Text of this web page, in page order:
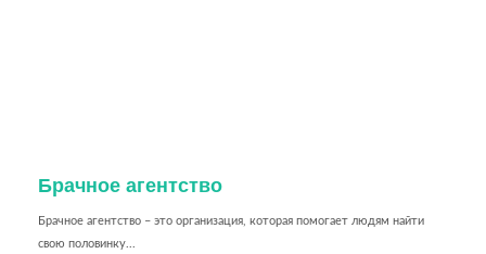
Брачное агентство
Брачное агентство – это организация, которая помогает людям найти
свою половинку...